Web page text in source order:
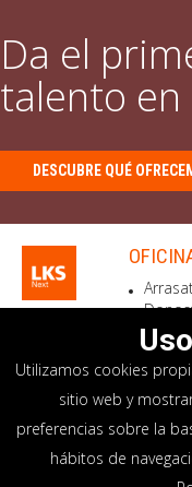
Da el
talento en
DESCUBRE QUÉ
Madrid
SEDE
Goiru,
CP
+34 900
Utilizamos cookies
sitio web y
preferencias sobre la
hábitos de